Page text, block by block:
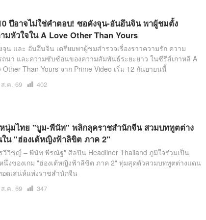
ปีอาจไม่ใช่คำตอบ! ซอคังจุน-อันอึนจิน พาผู้ชมตั้ง
มหัวใจใน A Love Other Than Yours
จุน และ อันอึนจิน เตรียมพาผู้ชมสำรวจเรื่องราวความรัก ความ
ถนา และความซับซ้อนของความสัมพันธ์ระยะยาว ในซีรีส์เกาหลี A
Other Than Yours จาก Prime Video เริ่ม 12 กันยายนนี้
.ค. 69
เปิด
402
นุ่มไทย "บูม-พีนัท" พลิกลุคราชสำนักจีน สวมบททูตต่าง
น "ฮ่องเต้หญิงฟ้าลิขิต ภาค 2"
วีวิชญ์ – พีนัท พีรณัฐ" ศิลปิน Headliner Thailand ภูมิใจร่วมเป็น
นึ่งของเกม "ฮ่องเต้หญิงฟ้าลิขิต ภาค 2" ทุ่มสุดตัวสวมบททูตต่างแดน
อดเสน่ห์แห่งราชสำนักจีน
.ค. 69
เปิด
347